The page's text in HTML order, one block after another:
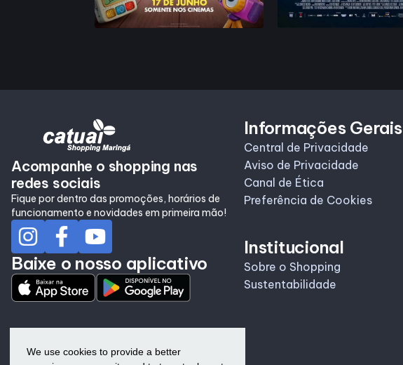
We use cookies to provide a better
Acompanhe o shopping nas
redes sociais
Fique por dentro das promoções, horários de
funcionamento e novidades em primeira mão!
Baixe o nosso aplicativo
Informações Gerais
Central de Privacidade
Aviso de Privacidade
Canal de Ética
Preferência de Cookies
Institucional
Sobre o Shopping
Sustentabilidade